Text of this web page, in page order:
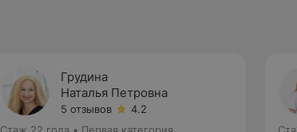
Грудина
Наталья Петровна
5 отзывов
4.2